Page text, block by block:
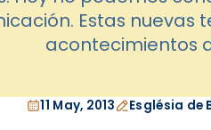
Estas nuevas
acontecimientos
11 May, 2013 Església de